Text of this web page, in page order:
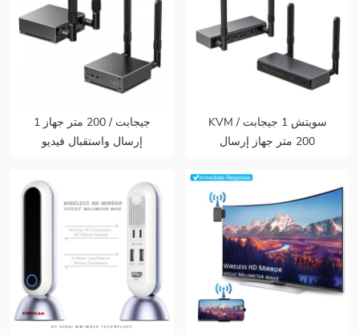
1 جيجابت / 200 متر جهاز
إرسال واستقبال فيديو
بيانات الرسم البياني للفيديو
يدعم 1080p @ 60hz
KVM سويتش 1 جيجابت /
200 متر جهاز إرسال
HDMI صندوق فيديو رسم
بياني نقل ذاكرة الوصول
العشوائي دعم 1080p @
60hz